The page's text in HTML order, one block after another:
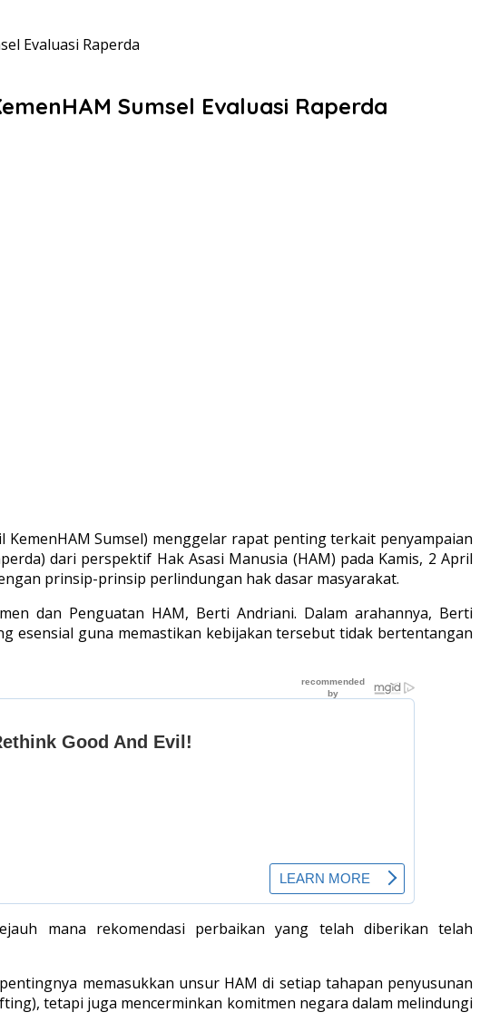
Evaluasi Raperda
Sumsel Evaluasi Raperda
Sumsel) menggelar rapat penting terkait penyampaian
dari perspektif Hak Asasi Manusia (HAM) pada Kamis, 2 April
prinsip-prinsip perlindungan hak dasar masyarakat.
dan Penguatan HAM, Berti Andriani. Dalam arahannya, Berti
esensial guna memastikan kebijakan tersebut tidak bertentangan
mana rekomendasi perbaikan yang telah diberikan telah
memasukkan unsur HAM di setiap tahapan penyusunan
tetapi juga mencerminkan komitmen negara dalam melindungi